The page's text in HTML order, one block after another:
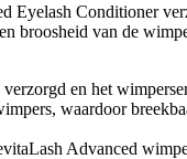
Eyelash Conditioner
broosheid van de
en het
waardoor
Advanced